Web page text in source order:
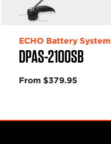
DPAS-2100SB
ECHO Battery System
From $379.95